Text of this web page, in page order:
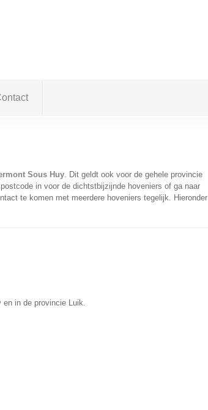
Sous Huy. Dit geldt ook voor de gehele provincie
in voor de dichtstbijzijnde hoveniers of ga naar
te komen met meerdere hoveniers tegelijk. Hieronder
en in de provincie Luik.